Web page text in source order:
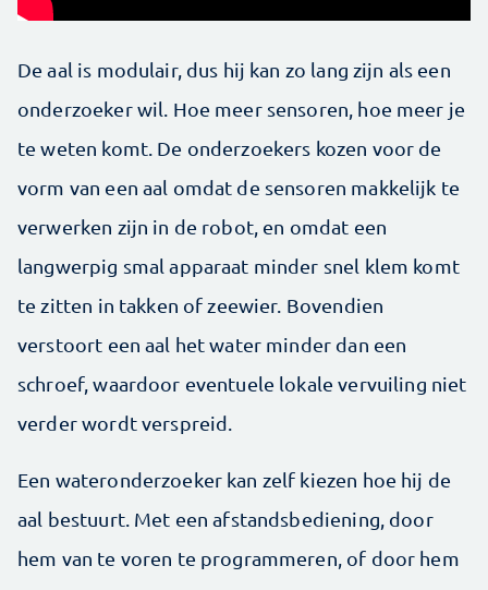
De aal is modulair, dus hij kan zo lang zijn als een
onderzoeker wil. Hoe meer sensoren, hoe meer je
te weten komt. De onderzoekers kozen voor de
vorm van een aal omdat de sensoren makkelijk te
verwerken zijn in de robot, en omdat een
langwerpig smal apparaat minder snel klem komt
te zitten in takken of zeewier. Bovendien
verstoort een aal het water minder dan een
schroef, waardoor eventuele lokale vervuiling niet
verder wordt verspreid.
Een wateronderzoeker kan zelf kiezen hoe hij de
aal bestuurt. Met een afstandsbediening, door
hem van te voren te programmeren, of door hem